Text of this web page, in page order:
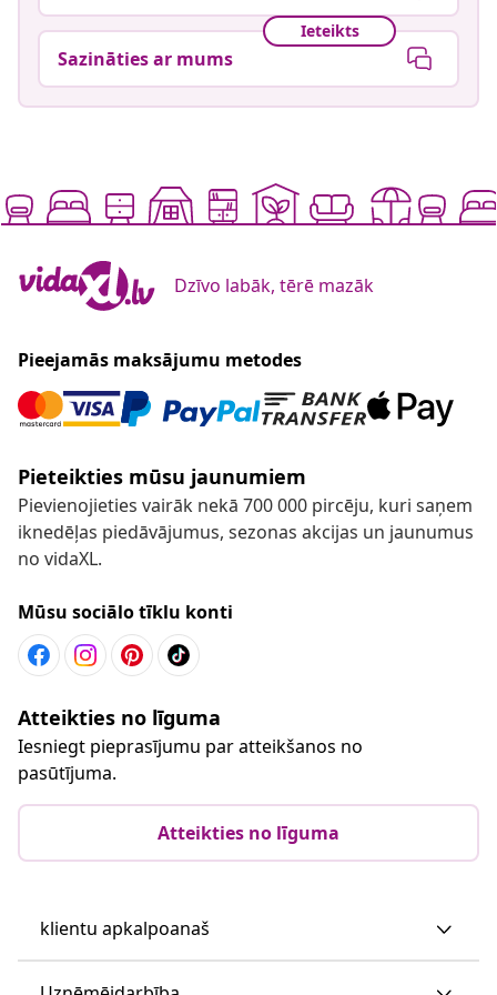
Ieteikts
Sazināties ar mums
Dzīvo labāk, tērē mazāk
Pieejamās maksājumu metodes
Pieteikties mūsu jaunumiem
Pievienojieties vairāk nekā 700 000 pircēju, kuri saņem
iknedēļas piedāvājumus, sezonas akcijas un jaunumus
no vidaXL.
Mūsu sociālo tīklu konti
Atteikties no līguma
Iesniegt pieprasījumu par atteikšanos no
pasūtījuma.
Atteikties no līguma
klientu apkalpoanaš